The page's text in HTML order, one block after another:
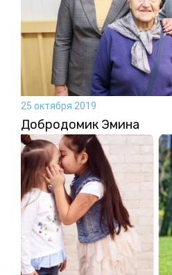
25 октября 2019
Добродомик Эмина